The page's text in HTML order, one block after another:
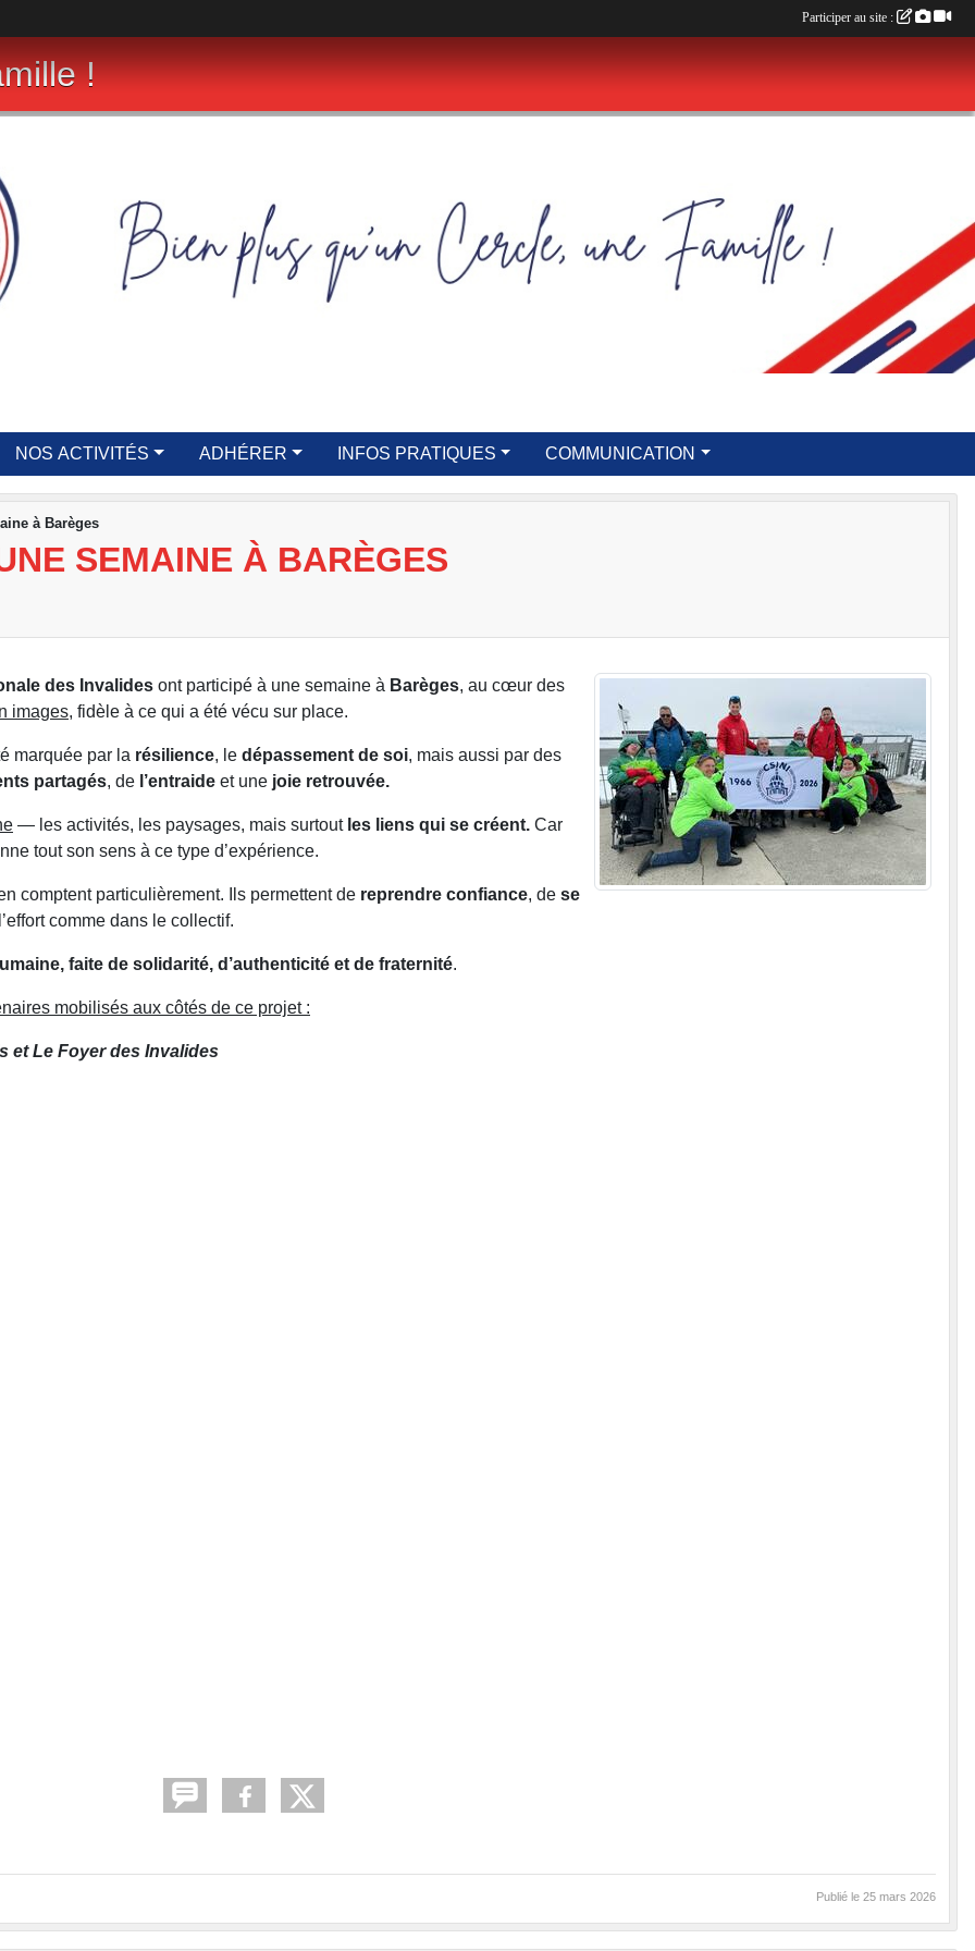
!
NOS ACTIVITÉS ADHÉRER INFOS PRATIQUES COMMUNICATION
à Barèges
SEMAINE À BARÈGES
des Invalides ont participé à une semaine à Barèges, au cœur des
images, fidèle à ce qui a été vécu sur place.
marquée par la résilience, le dépassement de soi, mais aussi par des
partagés, de l’entraide et une joie retrouvée.
— les activités, les paysages, mais surtout les liens qui se créent. Car
tout son sens à ce type d’expérience.
comptent particulièrement. Ils permettent de reprendre confiance, de se
comme dans le collectif.
faite de solidarité, d’authenticité et de fraternité.
mobilisés aux côtés de ce projet :
et Le Foyer des Invalides
Publié le 25 mars 2026
Participer au site :